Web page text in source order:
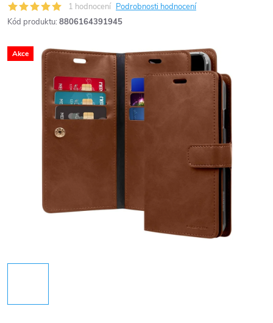
1 hodnocení Podrobnosti hodnocení
Kód produktu: 8806164391945
Akce